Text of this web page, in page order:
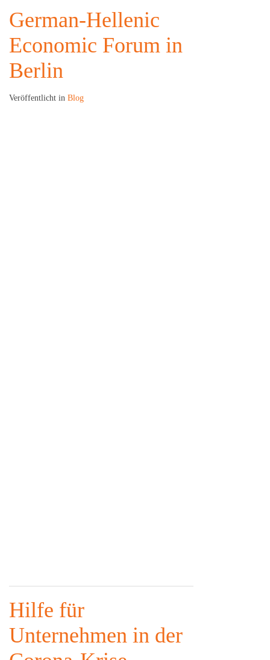
German-Hellenic
Economic Forum in
Berlin
Veröffentlicht in Blog
Hilfe für
Unternehmen in der